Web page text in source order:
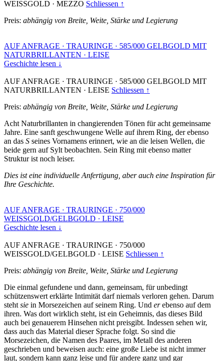
WEISSGOLD · MEZZO Schliessen ↑
Preis: abhängig von Breite, Weite, Stärke und Legierung
AUF ANFRAGE · TRAURINGE · 585/000 GELBGOLD MIT
NATURBRILLANTEN · LEISE
Geschichte lesen ↓
AUF ANFRAGE · TRAURINGE · 585/000 GELBGOLD MIT
NATURBRILLANTEN · LEISE Schliessen ↑
Preis: abhängig von Breite, Weite, Stärke und Legierung
Acht Naturbrillanten in changierenden Tönen für acht gemeinsame
Jahre. Eine sanft geschwungene Welle auf ihrem Ring, der ebenso
an das S seines Vornamens erinnert, wie an die leisen Wellen, die
beide gern auf Sylt beobachten. Sein Ring mit ebenso matter
Struktur ist noch leiser.
Dies ist eine individuelle Anfertigung, aber auch eine Inspiration für
Ihre Geschichte.
AUF ANFRAGE · TRAURINGE · 750/000
WEISSGOLD/GELBGOLD · LEISE
Geschichte lesen ↓
AUF ANFRAGE · TRAURINGE · 750/000
WEISSGOLD/GELBGOLD · LEISE Schliessen ↑
Preis: abhängig von Breite, Weite, Stärke und Legierung
Die einmal gefundene und dann, gemeinsam, für unbedingt
schützenswert erklärte Intimität darf niemals verloren gehen. Darum
steht sie in Morsezeichen auf seinem Ring. Und erebenso auf dem
ihren. Was dort wirklich steht, ist ein Geheimnis, das dieses Bild
auch bei genauerem Hinsehen nicht preisgibt. Indessen sehen wir,
dass auch das Material dieser Sprache folgt. So sind die
Morsezeichen, die Namen des Paares, im Metall des anderen
geschrieben und beweisen auch: eine große Liebe ist nicht immer
laut, sondern kann ganz leise und für andere ganz und gar